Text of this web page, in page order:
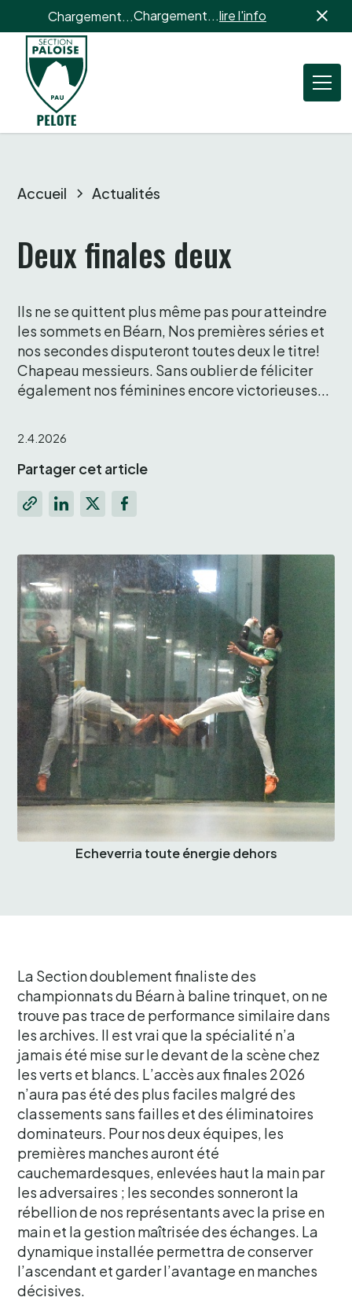
Chargement...Chargement...lire l'info
Accueil Actualités
Deux finales deux
Ils ne se quittent plus même pas pour atteindre
les sommets en Béarn, Nos premières séries et
nos secondes disputeront toutes deux le titre!
Chapeau messieurs. Sans oublier de féliciter
également nos féminines encore victorieuses...
2.4.2026
Partager cet article
Echeverria toute énergie dehors
La Section doublement finaliste des
championnats du Béarn à baline trinquet, on ne
trouve pas trace de performance similaire dans
les archives. Il est vrai que la spécialité n’a
jamais été mise sur le devant de la scène chez
les verts et blancs. L’accès aux finales 2026
n’aura pas été des plus faciles malgré des
classements sans failles et des éliminatoires
dominateurs. Pour nos deux équipes, les
premières manches auront été
cauchemardesques, enlevées haut la main par
les adversaires ; les secondes sonneront la
rébellion de nos représentants avec la prise en
main et la gestion maîtrisée des échanges. La
dynamique installée permettra de conserver
l’ascendant et garder l’avantage en manches
décisives.